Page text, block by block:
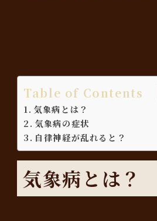
Table of Contents
気象病とは？
気象病の症状
自律神経が乱れると？
気象病とは？